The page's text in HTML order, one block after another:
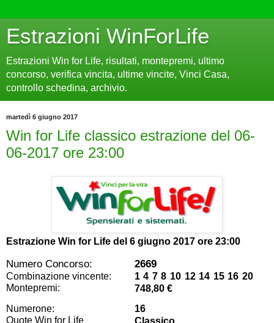
Estrazioni WinForLife
Estrazioni Win for Life, risultati, montepremi, ultimo
concorso, verifica vincita, ultime vincite, Vinci Casa,
controllo schedina, archivio.
martedì 6 giugno 2017
Win for Life classico estrazione del 06-
06-2017 ore 23:00
Estrazione Win for Life del 6 giugno 2017 ore 23:00
Numero Concorso: 2669
Combinazione vincente:
1 4 7 8 10 12 14 15 16 20
Montepremi:
748,80 €
Numerone:
16
Quote Win for Life